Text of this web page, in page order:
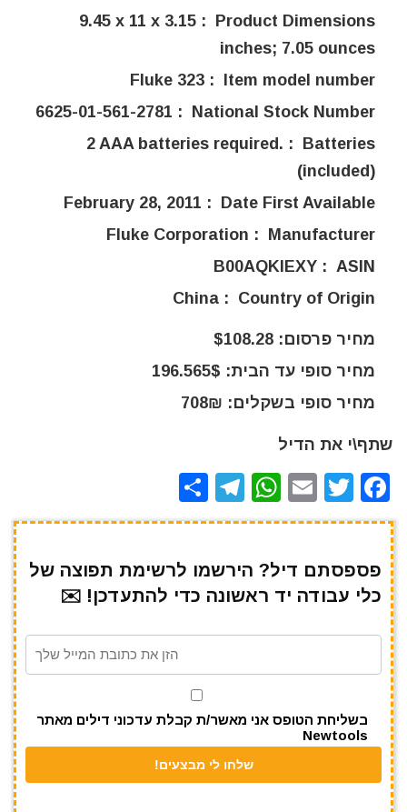
Product Dimensions ‏ : ‎
9.45 x 11 x 3.15
inches; 7.05 ounces
Item model number ‏ : ‎
Fluke 323
National Stock Number ‏ : ‎
6625-01-561-2781
Batteries ‏ : ‎
2 AAA batteries required.
(included)
Date First Available ‏ : ‎
February 28, 2011
Manufacturer ‏ : ‎
Fluke Corporation
ASIN ‏ : ‎
B00AQKIEXY
Country of Origin ‏ : ‎
China
מחיר פרסום: $108.28
מחיר סופי עד הבית: 196.565$
מחיר סופי בשקלים: 708₪
שתף\י את הדיל
F
a
e
b
o
T
w
te
r
E
m
l
W
h
s
A
p
T
el
gr
a
m
h
e
פספסתם דיל? הירשמו לרשימת תפוצה של
כלי עבודה יד ראשונה כדי להתעדכן! ✉️
בשליחת הטופס אני מאשר/ת קבלת עדכוני דילים מאתר
Newtools